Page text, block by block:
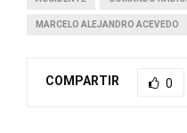
MARCELO ALEJANDRO ACEVEDO
COMPARTIR 0